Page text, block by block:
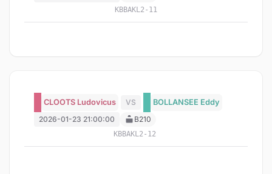
KBBAKL2-11
CLOOTS Ludovicus VS
BOLLANSEE Eddy
2026-01-23 21:00:00
B210
KBBAKL2-12